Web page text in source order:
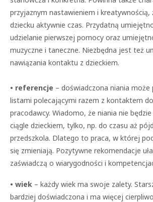
przyjaznym nastawieniem i kreatywnością,
dziecku aktywnie czas. Przydatną
udzielanie pierwszej pomocy oraz
muzyczne i taneczne. Niezbędna jest też
nawiązania kontaktu z dzieckiem.
• referencje – doświadczona niania może
listami polecającymi razem z kontaktem
pracodawcy. Wiadomo, że niania nie
ciągle dzieckiem, tylko, np. do czasu aż
przedszkola. Dlatego to praca, w której
się zmieniają. Pozytywne rekomendacje
zaświadczą o wiarygodności i
• wiek – każdy wiek ma swoje zalety.
bardziej doświadczona i ma więcej